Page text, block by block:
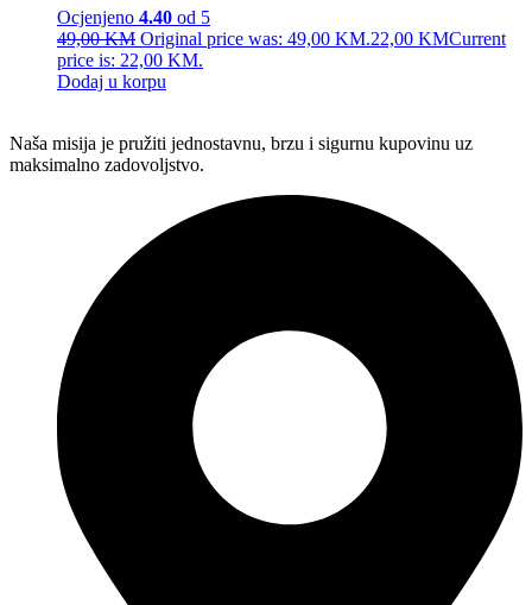
Ocjenjeno 4.40 od 5
49,00KM Original price was: 49,00 KM.22,00 KMCurrent
price is: 22,00 KM.
Dodaj u korpu
Naša misija je pružiti jednostavnu, brzu i sigurnu kupovinu uz
maksimalno zadovoljstvo.